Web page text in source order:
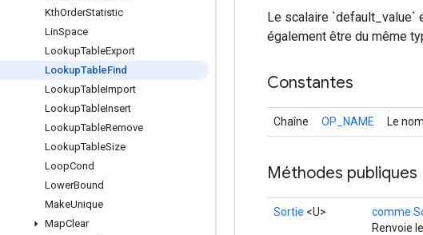
KthOrderStatistic
LinSpace
LookupTableExport
LookupTableFind
LookupTableImport
LookupTableInsert
LookupTableRemove
LookupTableSize
LoopCond
LowerBound
MakeUnique
MapClear
Le scalaire `default_value`
également être du même
Constantes
Chaîne OP_NAME Le
Méthodes publiques
Sortie <U> comme
Renvoie